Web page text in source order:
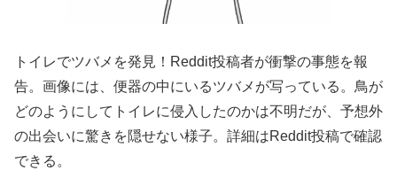
トイレでツバメを発見！Reddit投稿者が衝撃の事態を報
告。画像には、便器の中にいるツバメが写っている。鳥が
どのようにしてトイレに侵入したのかは不明だが、予想外
の出会いに驚きを隠せない様子。詳細はReddit投稿で確認
できる。